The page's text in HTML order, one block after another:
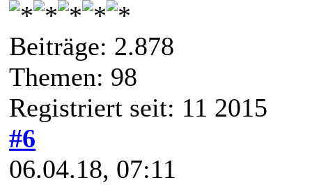
Beiträge: 2.878
Themen: 98
Registriert seit: 11 2015
#6
06.04.18, 07:11